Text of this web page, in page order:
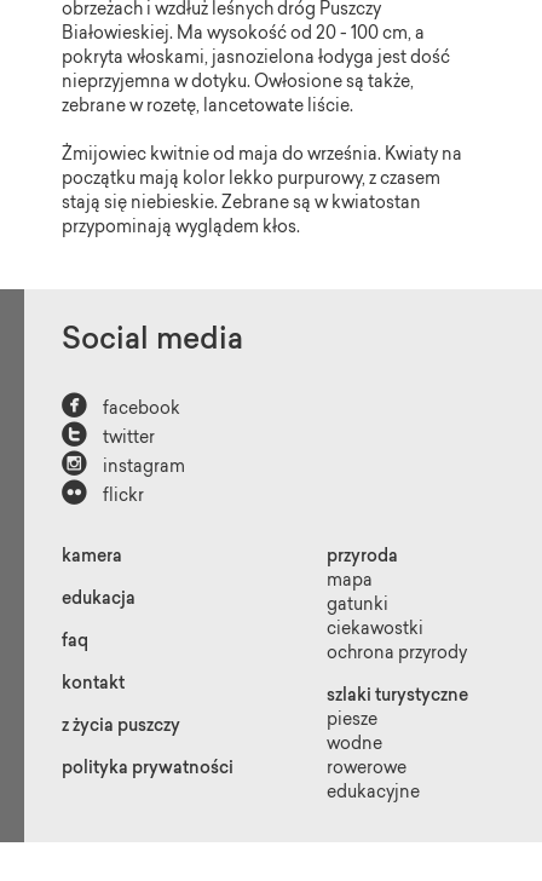
obrzeżach i wzdłuż leśnych dróg Puszczy
Białowieskiej. Ma wysokość od 20 - 100 cm, a
pokryta włoskami, jasnozielona łodyga jest dość
nieprzyjemna w dotyku. Owłosione są także,
zebrane w rozetę, lancetowate liście.
Żmijowiec kwitnie od maja do września. Kwiaty na
początku mają kolor lekko purpurowy, z czasem
stają się niebieskie. Zebrane są w kwiatostan
przypominają wyglądem kłos.
Social media
 facebook
 twitter
 instagram
 flickr
kamera
edukacja
faq
kontakt
z życia puszczy
polityka prywatności
przyroda
mapa
gatunki
ciekawostki
ochrona przyrody
szlaki turystyczne
piesze
wodne
rowerowe
edukacyjne